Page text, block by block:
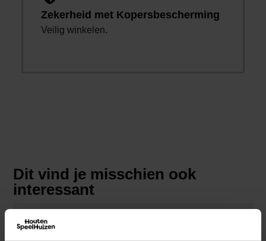
Zekerheid met Kopersbescherming
Veilig winkelen.
Dit vind je misschien ook
interessant